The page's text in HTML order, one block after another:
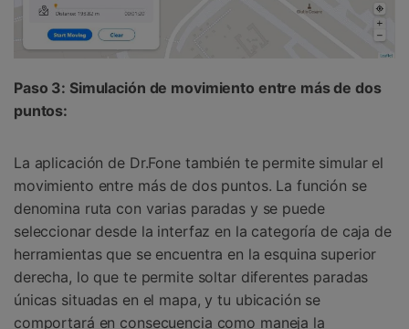
Paso 3: Simulación de movimiento entre más de dos
puntos:
La aplicación de Dr.Fone también te permite simular el
movimiento entre más de dos puntos. La función se
denomina ruta con varias paradas y se puede
seleccionar desde la interfaz en la categoría de caja de
herramientas que se encuentra en la esquina superior
derecha, lo que te permite soltar diferentes paradas
únicas situadas en el mapa, y tu ubicación se
comportará en consecuencia como maneja la